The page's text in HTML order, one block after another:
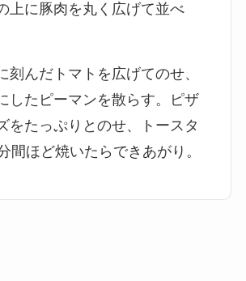
上に豚肉を丸く広げて並べ
刻んだトマトを広げてのせ、
したピーマンを散らす。ピザ
をたっぷりとのせ、トースタ
間ほど焼いたらできあがり。